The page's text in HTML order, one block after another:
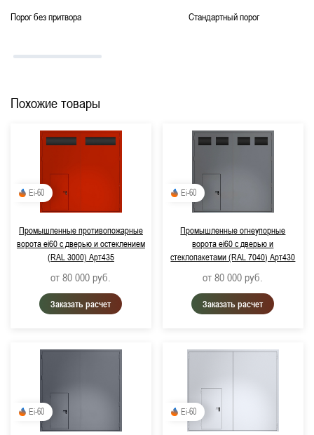
Порог без притвора Стандартный порог
Похожие товары
Ei-60
Промышленные противопожарные
ворота ei60 с дверью и остеклением
(RAL 3000) Арт435
от 80 000 руб.
Заказать расчет
Ei-60
Промышленные огнеупорные
ворота ei60 с дверью и
стеклопакетами (RAL 7040) Арт430
от 80 000 руб.
Заказать расчет
Ei-60 Ei-60